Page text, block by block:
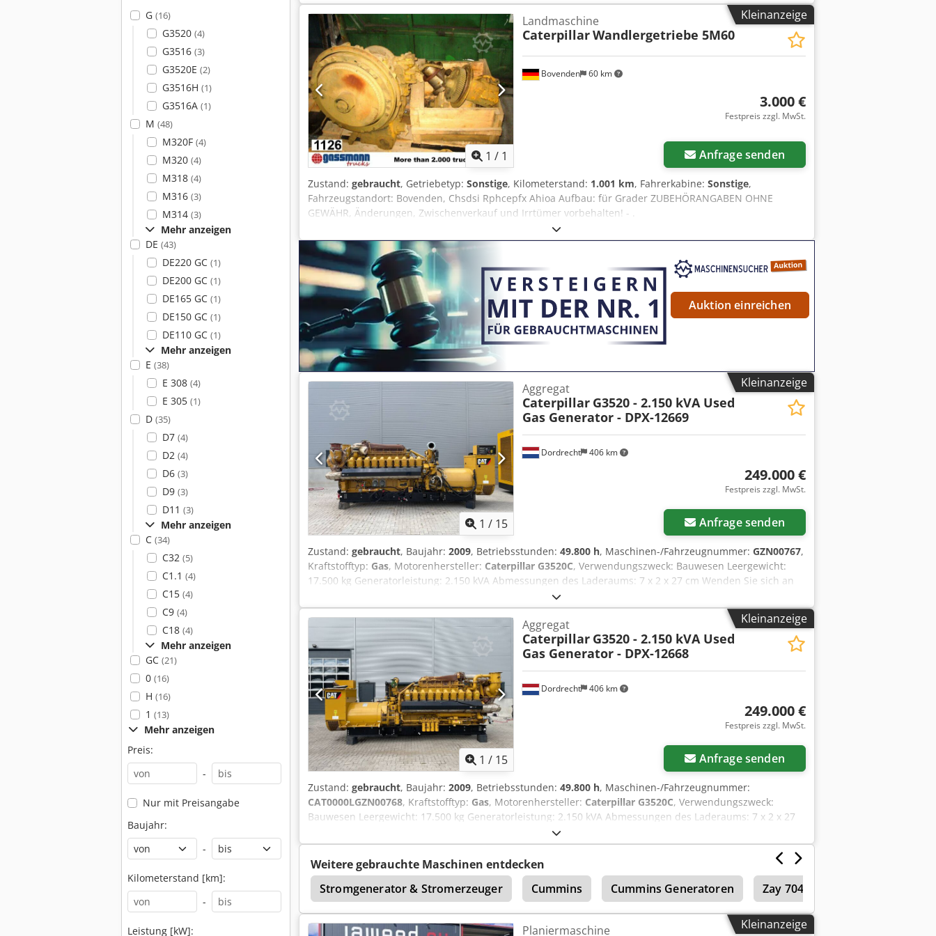
G (16)
G3520 (4)
G3516 (3)
G3520E (2)
G3516H (1)
G3516A (1)
M (48)
M320F (4)
M320 (4)
M318 (4)
M316 (3)
M314 (3)
Mehr anzeigen
DE (43)
DE220 GC (1)
DE200 GC (1)
DE165 GC (1)
DE150 GC (1)
DE110 GC (1)
Mehr anzeigen
E (38)
E 308 (4)
E 305 (1)
D (35)
D7 (4)
D2 (4)
D6 (3)
D9 (3)
D11 (3)
Mehr anzeigen
C (34)
C32 (5)
C1.1 (4)
C15 (4)
C9 (4)
C18 (4)
Mehr anzeigen
GC (21)
0 (16)
H (16)
1 (13)
Mehr anzeigen
Preis:
-
Nur mit Preisangabe
Baujahr:
-
Kilometerstand [km]:
-
Leistung [kW]:
Betriebsstunden! Verfügbar ab April/Mail 2026! ZUBEHÖRANGABEN OHNE GEWÄHR, Änderungen,
Zwischenverkauf und Irrtümer vorbehalten! Chedpfovhlvbex Ahioa - .
Kleinanzeige
1 / 1
Bovenden 60 km
Landmaschine
CaterpillarWandlergetriebe 5M60
3.000 €
Festpreis zzgl. MwSt.
Anfrage senden
Zustand: gebraucht, Getriebetyp: Sonstige, Kilometerstand: 1.001 km, Fahrerkabine: Sonstige,
Fahrzeugstandort: Bovenden, Chsdsi Rphcepfx Ahioa Aufbau: für Grader ZUBEHÖRANGABEN OHNE
GEWÄHR, Änderungen, Zwischenverkauf und Irrtümer vorbehalten! - .
Auktion einreichen
Kleinanzeige
1 / 15
Dordrecht 406 km
Aggregat
Caterpillar G3520 - 2.150 kVA Used
Gas Generator - DPX-12669
249.000 €
Festpreis zzgl. MwSt.
Anfrage senden
Zustand: gebraucht, Baujahr: 2009, Betriebsstunden: 49.800 h, Maschinen-/Fahrzeugnummer: GZN00767,
Kraftstofftyp: Gas, Motorenhersteller: Caterpillar G3520C, Verwendungszweck: Bauwesen Leergewicht:
17.500 kg Generatorleistung: 2.150 kVA Abmessungen des Laderaums: 7 x 2 x 27 cm Wenden Sie sich an
Team DPX, um weitere Informationen zu erhalten. Chsdozpdn Uspfx Ahisa = Weitere Optionen und
Zubehör = - Control Panel
Kleinanzeige
1 / 15
Dordrecht 406 km
Aggregat
Caterpillar G3520 - 2.150 kVA Used
Gas Generator - DPX-12668
249.000 €
Festpreis zzgl. MwSt.
Anfrage senden
Zustand: gebraucht, Baujahr: 2009, Betriebsstunden: 49.800 h, Maschinen-/Fahrzeugnummer:
CAT0000LGZN00768, Kraftstofftyp: Gas, Motorenhersteller: Caterpillar G3520C, Verwendungszweck:
Bauwesen Leergewicht: 17.500 kg Generatorleistung: 2.150 kVA Abmessungen des Laderaums: 7 x 2 x 27
cm Wenden Sie sich an Team DPX, um weitere Informationen zu erhalten. Chsdpfxszpdn Is Ahisa =
Weitere Optionen und Zubehör = - Control Panel
Weitere gebrauchte Maschinen entdecken
Stromgenerator & Stromerzeuger
Cummins Cummins Generatoren Zay 7045 Fg
Fiat Ducato Fiat 780 Fiat 766
Kleinanzeige
Planiermaschine